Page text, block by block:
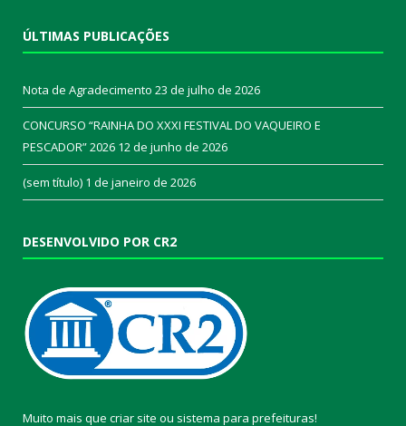
ÚLTIMAS PUBLICAÇÕES
Nota de Agradecimento 23 de julho de 2026
CONCURSO “RAINHA DO XXXI FESTIVAL DO VAQUEIRO E
PESCADOR” 2026 12 de junho de 2026
(sem título) 1 de janeiro de 2026
DESENVOLVIDO POR CR2
Muito mais que criar site ou sistema para prefeituras!